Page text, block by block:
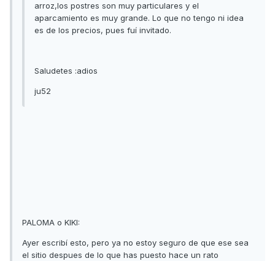
arroz,los postres son muy particulares y el
aparcamiento es muy grande. Lo que no tengo ni idea
es de los precios, pues fuí invitado.
Saludetes :adios
ju52
PALOMA o KIKI:
Ayer escribí esto, pero ya no estoy seguro de que ese sea
el sitio despues de lo que has puesto hace un rato